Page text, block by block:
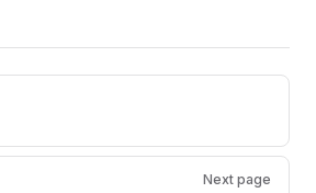
Next page